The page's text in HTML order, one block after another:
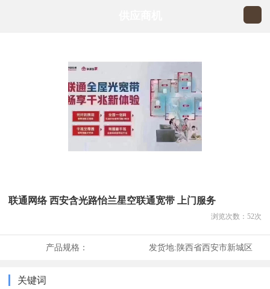
联通网络 西安含光路怡兰星空联通宽带 上门服务
浏览次数： 52次
产品规格： 发货地:陕西省西安市新城区
关键词